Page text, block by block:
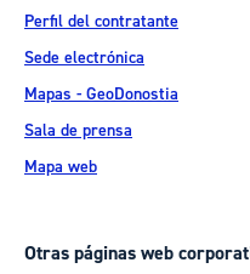
Perfil del contratante
Sede electrónica
Mapas - GeoDonostia
Sala de prensa
Mapa web
Otras páginas web